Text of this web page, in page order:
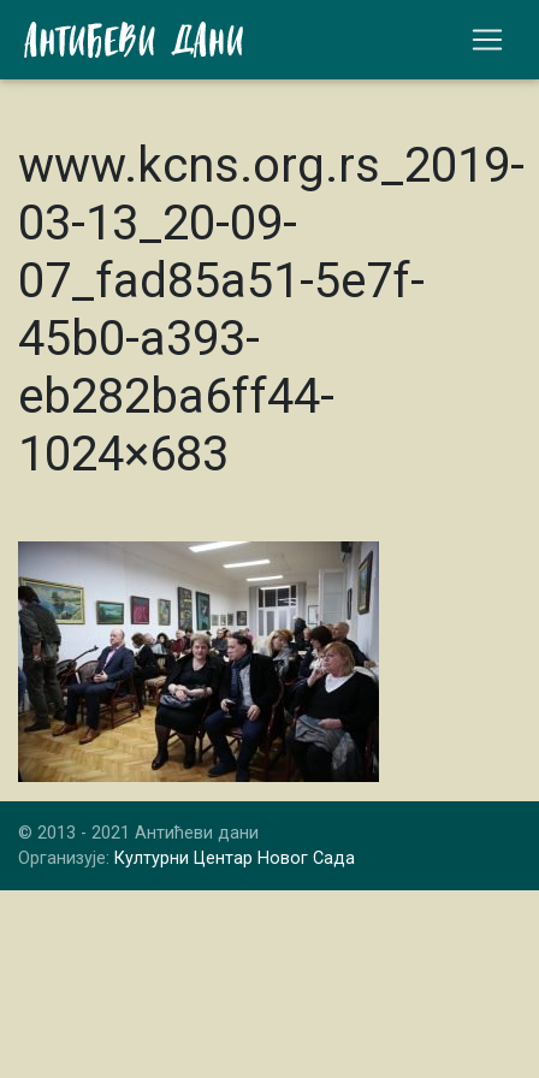
www.kcns.org.rs_2019-
03-13_20-09-
07_fad85a51-5e7f-
45b0-a393-
eb282ba6ff44-
1024×683
© 2013 - 2021 Антићеви дани
Организује: Културни Центар Новог Сада